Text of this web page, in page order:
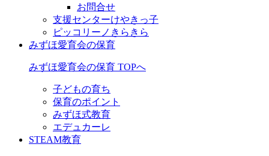
お問合せ
支援センターけやきっ子
ピッコリーノきらきら
みずほ愛育会の保育
みずほ愛育会の保育 TOPへ
子どもの育ち
保育のポイント
みずほ式教育
エデュカーレ
STEAM教育